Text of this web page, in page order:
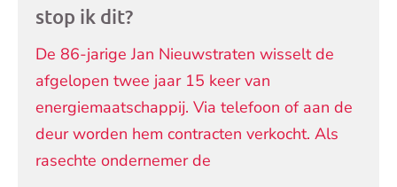
stop ik dit?
De 86-jarige Jan Nieuwstraten wisselt de
afgelopen twee jaar 15 keer van
energiemaatschappij. Via telefoon of aan de
deur worden hem contracten verkocht. Als
rasechte ondernemer de